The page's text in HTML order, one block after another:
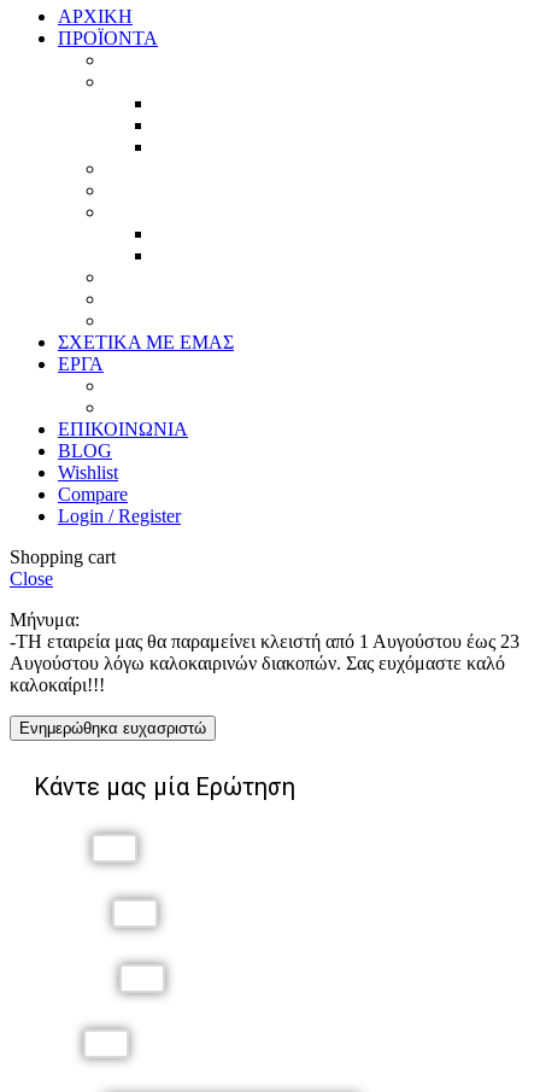
ΑΡΧΙΚΗ
ΠΡΟΪΟΝΤΑ
ΣΧΕΤΙΚΑ ΜΕ ΕΜΑΣ
ΕΡΓΑ
ΕΠΙΚΟΙΝΩΝΙΑ
BLOG
Wishlist
Compare
Login / Register
Shopping cart
Close
Μήνυμα:
-ΤΗ εταιρεία μας θα παραμείνει κλειστή από 1 Αυγούστου έως 23
Αυγούστου λόγω καλοκαιρινών διακοπών. Σας ευχόμαστε καλό
καλοκαίρι!!!
Ενημερώθηκα ευχασριστώ
Κάντε μας μία Ερώτηση